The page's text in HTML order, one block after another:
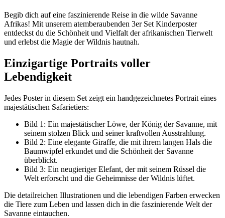
Begib dich auf eine faszinierende Reise in die wilde Savanne
Afrikas! Mit unserem atemberaubenden 3er Set Kinderposter
entdeckst du die Schönheit und Vielfalt der afrikanischen Tierwelt
und erlebst die Magie der Wildnis hautnah.
Einzigartige Portraits voller
Lebendigkeit
Jedes Poster in diesem Set zeigt ein handgezeichnetes Portrait eines
majestätischen Safarietiers:
Bild 1: Ein majestätischer Löwe, der König der Savanne, mit
seinem stolzen Blick und seiner kraftvollen Ausstrahlung.
Bild 2: Eine elegante Giraffe, die mit ihrem langen Hals die
Baumwipfel erkundet und die Schönheit der Savanne
überblickt.
Bild 3: Ein neugieriger Elefant, der mit seinem Rüssel die
Welt erforscht und die Geheimnisse der Wildnis lüftet.
Die detailreichen Illustrationen und die lebendigen Farben erwecken
die Tiere zum Leben und lassen dich in die faszinierende Welt der
Savanne eintauchen.